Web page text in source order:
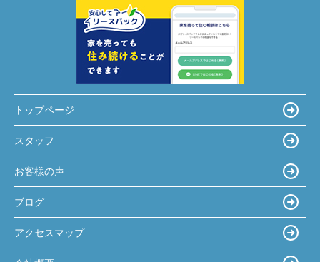
トップページ
スタッフ
お客様の声
ブログ
アクセスマップ